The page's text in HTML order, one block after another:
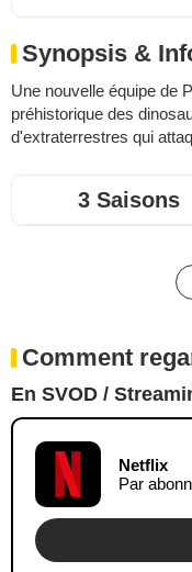
Synopsis &
Une nouvelle équipe de
préhistorique des
d'extraterrestres qui
3 Saisons
Comment
En SVOD /
Netflix
Par